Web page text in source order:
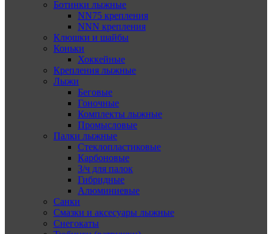
Ботинки лыжные
NN75 крепления
NNN крепления
Клюшки и шайбы
Коньки
Хоккейные
Крепления лыжные
Лыжи
Беговые
Гоночные
Комплекты лыжные
Промысловые
Палки лыжные
Стеклопластиковые
Карбоновые
З/ч для палок
Гибридные
Алюминиевые
Санки
Смазки и аксесуары лыжные
Снегокаты